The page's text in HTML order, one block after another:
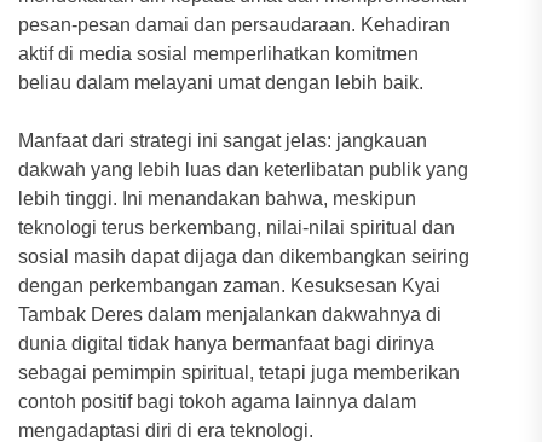
pesan-pesan damai dan persaudaraan. Kehadiran
aktif di media sosial memperlihatkan komitmen
beliau dalam melayani umat dengan lebih baik.
Manfaat dari strategi ini sangat jelas: jangkauan
dakwah yang lebih luas dan keterlibatan publik yang
lebih tinggi. Ini menandakan bahwa, meskipun
teknologi terus berkembang, nilai-nilai spiritual dan
sosial masih dapat dijaga dan dikembangkan seiring
dengan perkembangan zaman. Kesuksesan Kyai
Tambak Deres dalam menjalankan dakwahnya di
dunia digital tidak hanya bermanfaat bagi dirinya
sebagai pemimpin spiritual, tetapi juga memberikan
contoh positif bagi tokoh agama lainnya dalam
mengadaptasi diri di era teknologi.